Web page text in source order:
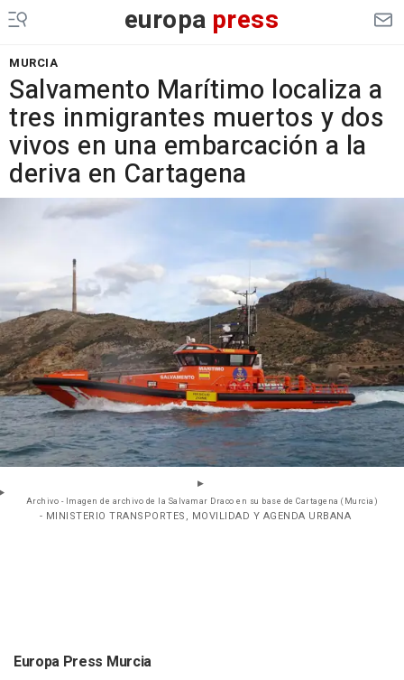
europa press
MURCIA
Salvamento Marítimo localiza a
tres inmigrantes muertos y dos
vivos en una embarcación a la
deriva en Cartagena
Archivo - Imagen de archivo de la Salvamar Draco en su base de Cartagena (Murcia)
- MINISTERIO TRANSPORTES, MOVILIDAD Y AGENDA URBANA
Europa Press Murcia